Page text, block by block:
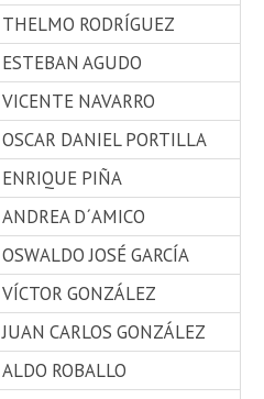
THELMO RODRÍGUEZ
ESTEBAN AGUDO
VICENTE NAVARRO
OSCAR DANIEL PORTILLA
ENRIQUE PIÑA
ANDREA D´AMICO
OSWALDO JOSÉ GARCÍA
VÍCTOR GONZÁLEZ
JUAN CARLOS GONZÁLEZ
ALDO ROBALLO